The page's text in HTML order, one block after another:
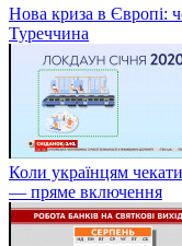
Нова криза в Європі:
Туреччина
Коли українцям
— пряме включення